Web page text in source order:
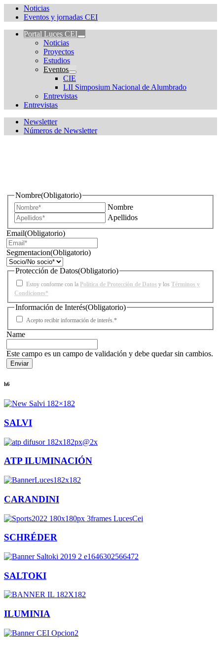
Noticias
Eventos y jornadas CEI
Portal Luces CEI
Noticias
Proyectos
Estudios
Eventos
CIE
LII Simposium Nacional de Alumbrado
Entrevistas
Entrevistas
Newsletter
Números de Newsletter
Nombre(Obligatorio)
Nombre
Apellidos
Email(Obligatorio)
Segmentacion(Obligatorio)
Protección de Datos(Obligatorio)
Estoy conforme con la Política de Protección de Datos y los Términos y
Condiciones*
Información de Interés(Obligatorio)
Acepto recibir información de interés.*
Name
Este campo es un campo de validación y debe quedar sin cambios.
h6
SALVI
ATP ILUMINACIÓN
CARANDINI
SCHRÉDER
SALTOKI
ILUMINIA